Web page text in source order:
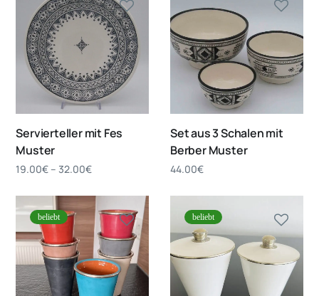
Servierteller mit Fes
Muster
19.00€ – 32.00€
Set aus 3 Schalen mit
Berber Muster
44.00€
beliebt beliebt